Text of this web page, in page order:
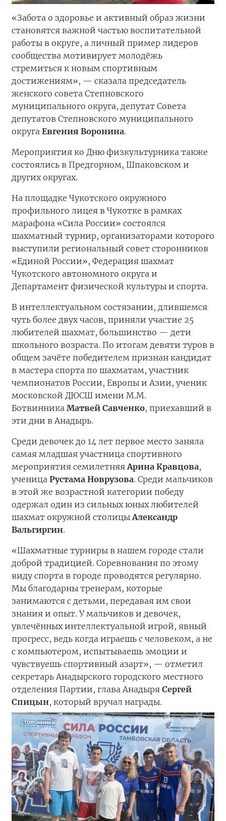
«Забота о здоровье и активный образ жизни
становятся важной частью воспитательной
работы в округе, а личный пример лидеров
сообщества мотивирует молодёжь
стремиться к новым спортивным
достижениям», — сказала председатель
женского совета Степновского
муниципального округа, депутат Совета
депутатов Степновского муниципального
округа Евгения Воронина.
Мероприятия ко Дню физкультурника также
состоялись в Предгорном, Шпаковском и
других округах.
На площадке Чукотского окружного
профильного лицея в Чукотке в рамках
марафона «Сила России» состоялся
шахматный турнир, организаторами которого
выступили региональный совет сторонников
«Единой России», Федерация шахмат
Чукотского автономного округа и
Департамент физической культуры и спорта.
В интеллектуальном состязании, длившемся
чуть более двух часов, приняли участие 25
любителей шахмат, большинство — дети
школьного возраста. По итогам девяти туров в
общем зачёте победителем признан кандидат
в мастера спорта по шахматам, участник
чемпионатов России, Европы и Азии, ученик
московской ДЮСШ имени М.М.
Ботвинника Матвей Савченко, приехавший в
эти дни в Анадырь.
Среди девочек до 14 лет первое место заняла
самая младшая участница спортивного
мероприятия семилетняя Арина Кравцова,
ученица Рустама Новрузова. Среди мальчиков
в этой же возрастной категории победу
одержал один из сильных юных любителей
шахмат окружной столицы Александр
Вальгиргин.
«Шахматные турниры в нашем городе стали
доброй традицией. Соревнования по этому
виду спорта в городе проводятся регулярно.
Мы благодарны тренерам, которые
занимаются с детьми, передавая им свои
знания и опыт. У мальчиков и девочек,
увлечённых интеллектуальной игрой, явный
прогресс, ведь когда играешь с человеком, а не
с компьютером, испытываешь эмоции и
чувствуешь спортивный азарт», — отметил
секретарь Анадырского городского местного
отделения Партии, глава Анадыря Сергей
Спицын, который вручал награды.